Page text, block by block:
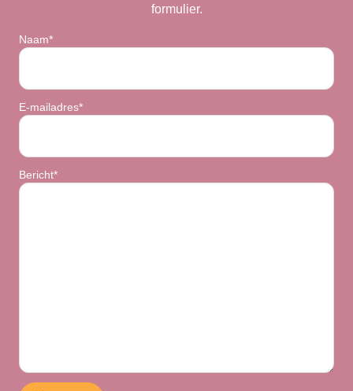
formulier.
Naam*
E-mailadres*
Bericht*